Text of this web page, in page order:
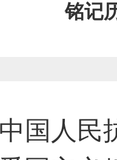
铭记
国人民